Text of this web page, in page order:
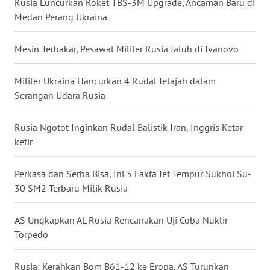
Medan Perang Ukraina
Mesin Terbakar, Pesawat Militer Rusia Jatuh di Ivanovo
Militer Ukraina Hancurkan 4 Rudal Jelajah dalam
Serangan Udara Rusia
Rusia Ngotot Inginkan Rudal Balistik Iran, Inggris Ketar-
ketir
Perkasa dan Serba Bisa, Ini 5 Fakta Jet Tempur Sukhoi Su-
30 SM2 Terbaru Milik Rusia
AS Ungkapkan AL Rusia Rencanakan Uji Coba Nuklir
Torpedo
Rusia: Kerahkan Bom B61-12 ke Eropa, AS Turunkan
WN
BABEL
WN
WN
JATENG